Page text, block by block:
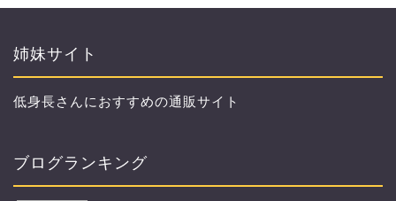
姉妹サイト
低身長さんにおすすめの通販サイト
ブログランキング